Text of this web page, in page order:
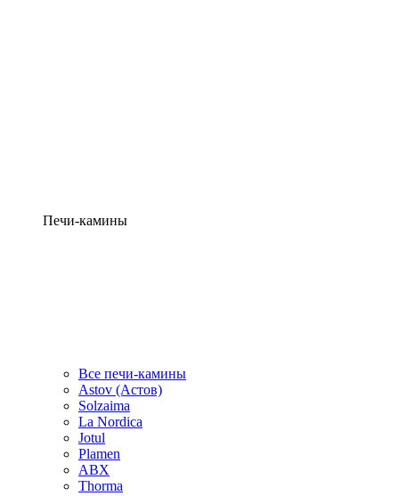
Печи-камины
Все печи-камины
Astov (Астов)
Solzaima
La Nordica
Jotul
Plamen
ABX
Thorma